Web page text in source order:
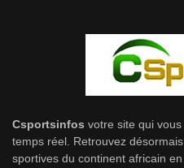
Csportsinfos votre site qui
temps réel. Retrouvez
sportives du continent africain en